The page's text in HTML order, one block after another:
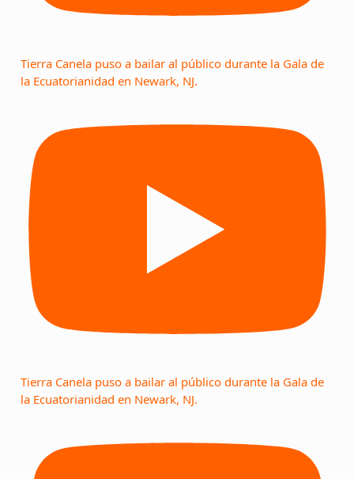
Tierra Canela puso a bailar al público durante la Gala de
la Ecuatorianidad en Newark, NJ.
Tierra Canela puso a bailar al público durante la Gala de
la Ecuatorianidad en Newark, NJ.